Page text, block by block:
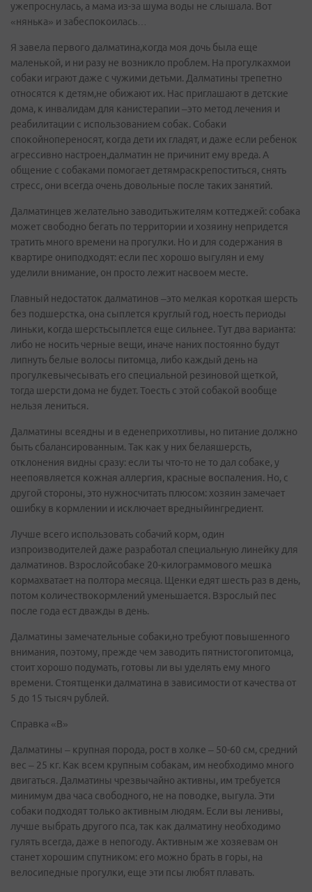
ужепроснулась, а мама из-за шума воды не слышала. Вот
«нянька» и забеспокоилась…
Я завела первого далматина,когда моя дочь была еще
маленькой, и ни разу не возникло проблем. На прогулкахмои
собаки играют даже с чужими детьми. Далматины трепетно
относятся к детям,не обижают их. Нас приглашают в детские
дома, к инвалидам для канистерапии –это метод лечения и
реабилитации с использованием собак. Собаки
спокойнопереносят, когда дети их гладят, и даже если ребенок
агрессивно настроен,далматин не причинит ему вреда. А
общение с собаками помогает детямраскрепоститься, снять
стресс, они всегда очень довольные после таких занятий.
Далматинцев желательно заводитьжителям коттеджей: собака
может свободно бегать по территории и хозяину непридется
тратить много времени на прогулки. Но и для содержания в
квартире ониподходят: если пес хорошо выгулян и ему
уделили внимание, он просто лежит насвоем месте.
Главный недостаток далматинов –это мелкая короткая шерсть
без подшерстка, она сыплется круглый год, ноесть периоды
линьки, когда шерстьсыплется еще сильнее. Тут два варианта:
либо не носить черные вещи, иначе наних постоянно будут
липнуть белые волосы питомца, либо каждый день на
прогулкевычесывать его специальной резиновой щеткой,
тогда шерсти дома не будет. Тоесть с этой собакой вообще
нельзя лениться.
Далматины всеядны и в еденеприхотливы, но питание должно
быть сбалансированным. Так как у них белаяшерсть,
отклонения видны сразу: если ты что-то не то дал собаке, у
неепоявляется кожная аллергия, красные воспаления. Но, с
другой стороны, это нужносчитать плюсом: хозяин замечает
ошибку в кормлении и исключает вредныйингредиент.
Лучше всего использовать собачий корм, один
изпроизводителей даже разработал специальную линейку для
далматинов. Взрослойсобаке 20-килограммового мешка
кормахватает на полтора месяца. Щенки едят шесть раз в день,
потом количествокормлений уменьшается. Взрослый пес
после года ест дважды в день.
Далматины замечательные собаки,но требуют повышенного
внимания, поэтому, прежде чем заводить пятнистогопитомца,
стоит хорошо подумать, готовы ли вы уделять ему много
времени. Стоятщенки далматина в зависимости от качества от
5 до 15 тысяч рублей.
Справка «В»
Далматины – крупная порода, рост в холке – 50-60 см, средний
вес – 25 кг. Как всем крупным собакам, им необходимо много
двигаться. Далматины чрезвычайно активны, им требуется
минимум два часа свободного, не на поводке, выгула. Эти
собаки подходят только активным людям. Если вы ленивы,
лучше выбрать другого пса, так как далматину необходимо
гулять всегда, даже в непогоду. Активным же хозяевам он
станет хорошим спутником: его можно брать в горы, на
велосипедные прогулки, еще эти псы любят плавать.